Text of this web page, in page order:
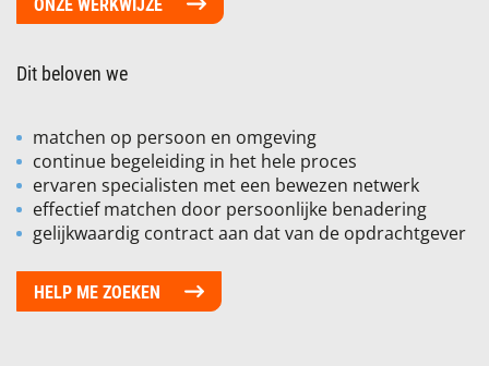
Dit beloven we
matchen op persoon en omgeving
continue begeleiding in het hele proces
ervaren specialisten met een bewezen netwerk
effectief matchen door persoonlijke benadering
gelijkwaardig contract aan dat van de opdrachtgever
HELP ME ZOEKEN